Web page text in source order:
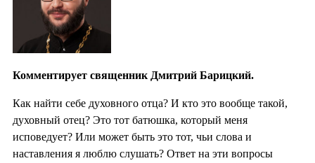
Комментирует священник Дмитрий Барицкий.
Как найти себе духовного отца? И кто это вообще такой,
духовный отец? Это тот батюшка, который меня
исповедует? Или может быть это тот, чьи слова и
наставления я люблю слушать? Ответ на эти вопросы